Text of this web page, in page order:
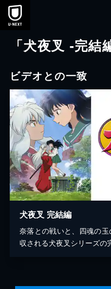
本文へスキップ
「犬夜叉 -完
ビデオとの一致
犬夜叉 完結編
奈落との戦いと、四魂の
収される犬夜叉シリーズの